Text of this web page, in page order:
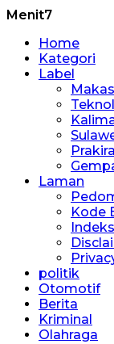
Menit7
Home
Kategori
Label
Laman
Kode
Indeks
politik
Otomotif
Berita
Kriminal
Olahraga